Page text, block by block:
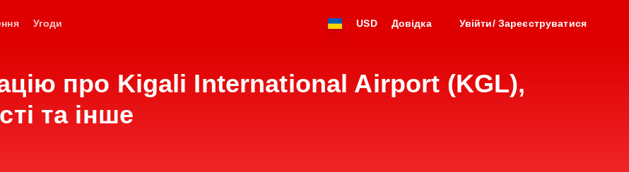
Угоди USD Довідка Увійти/ Зареєструватися
про Kigali International Airport (KGL),
та інше